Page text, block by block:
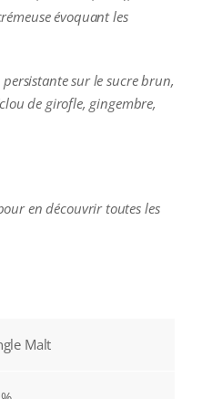
évoquant les
sur le sucre brun,
de girofle, gingembre,
en découvrir toutes les
Malt